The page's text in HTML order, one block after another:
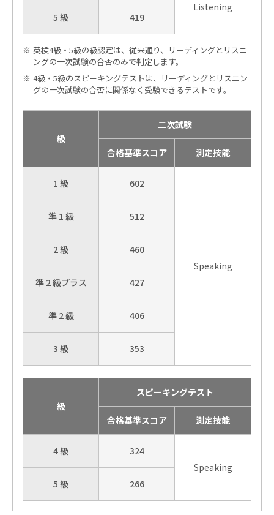
Listening
5 級
419
英検4級・5級の級認定は、従来通り、リーディングとリスニ
ングの一次試験の合否のみで判定します。
4級・5級のスピーキングテストは、リーディングとリスニン
グの一次試験の合否に関係なく受験できるテストです。
級
二次試験
合格基準スコア 測定技能
1 級 602
Speaking
準 1 級 512
2 級 460
準 2 級プラス 427
準 2 級 406
3 級 353
級
スピーキングテスト
合格基準スコア 測定技能
4 級
324
Speaking
5 級
266